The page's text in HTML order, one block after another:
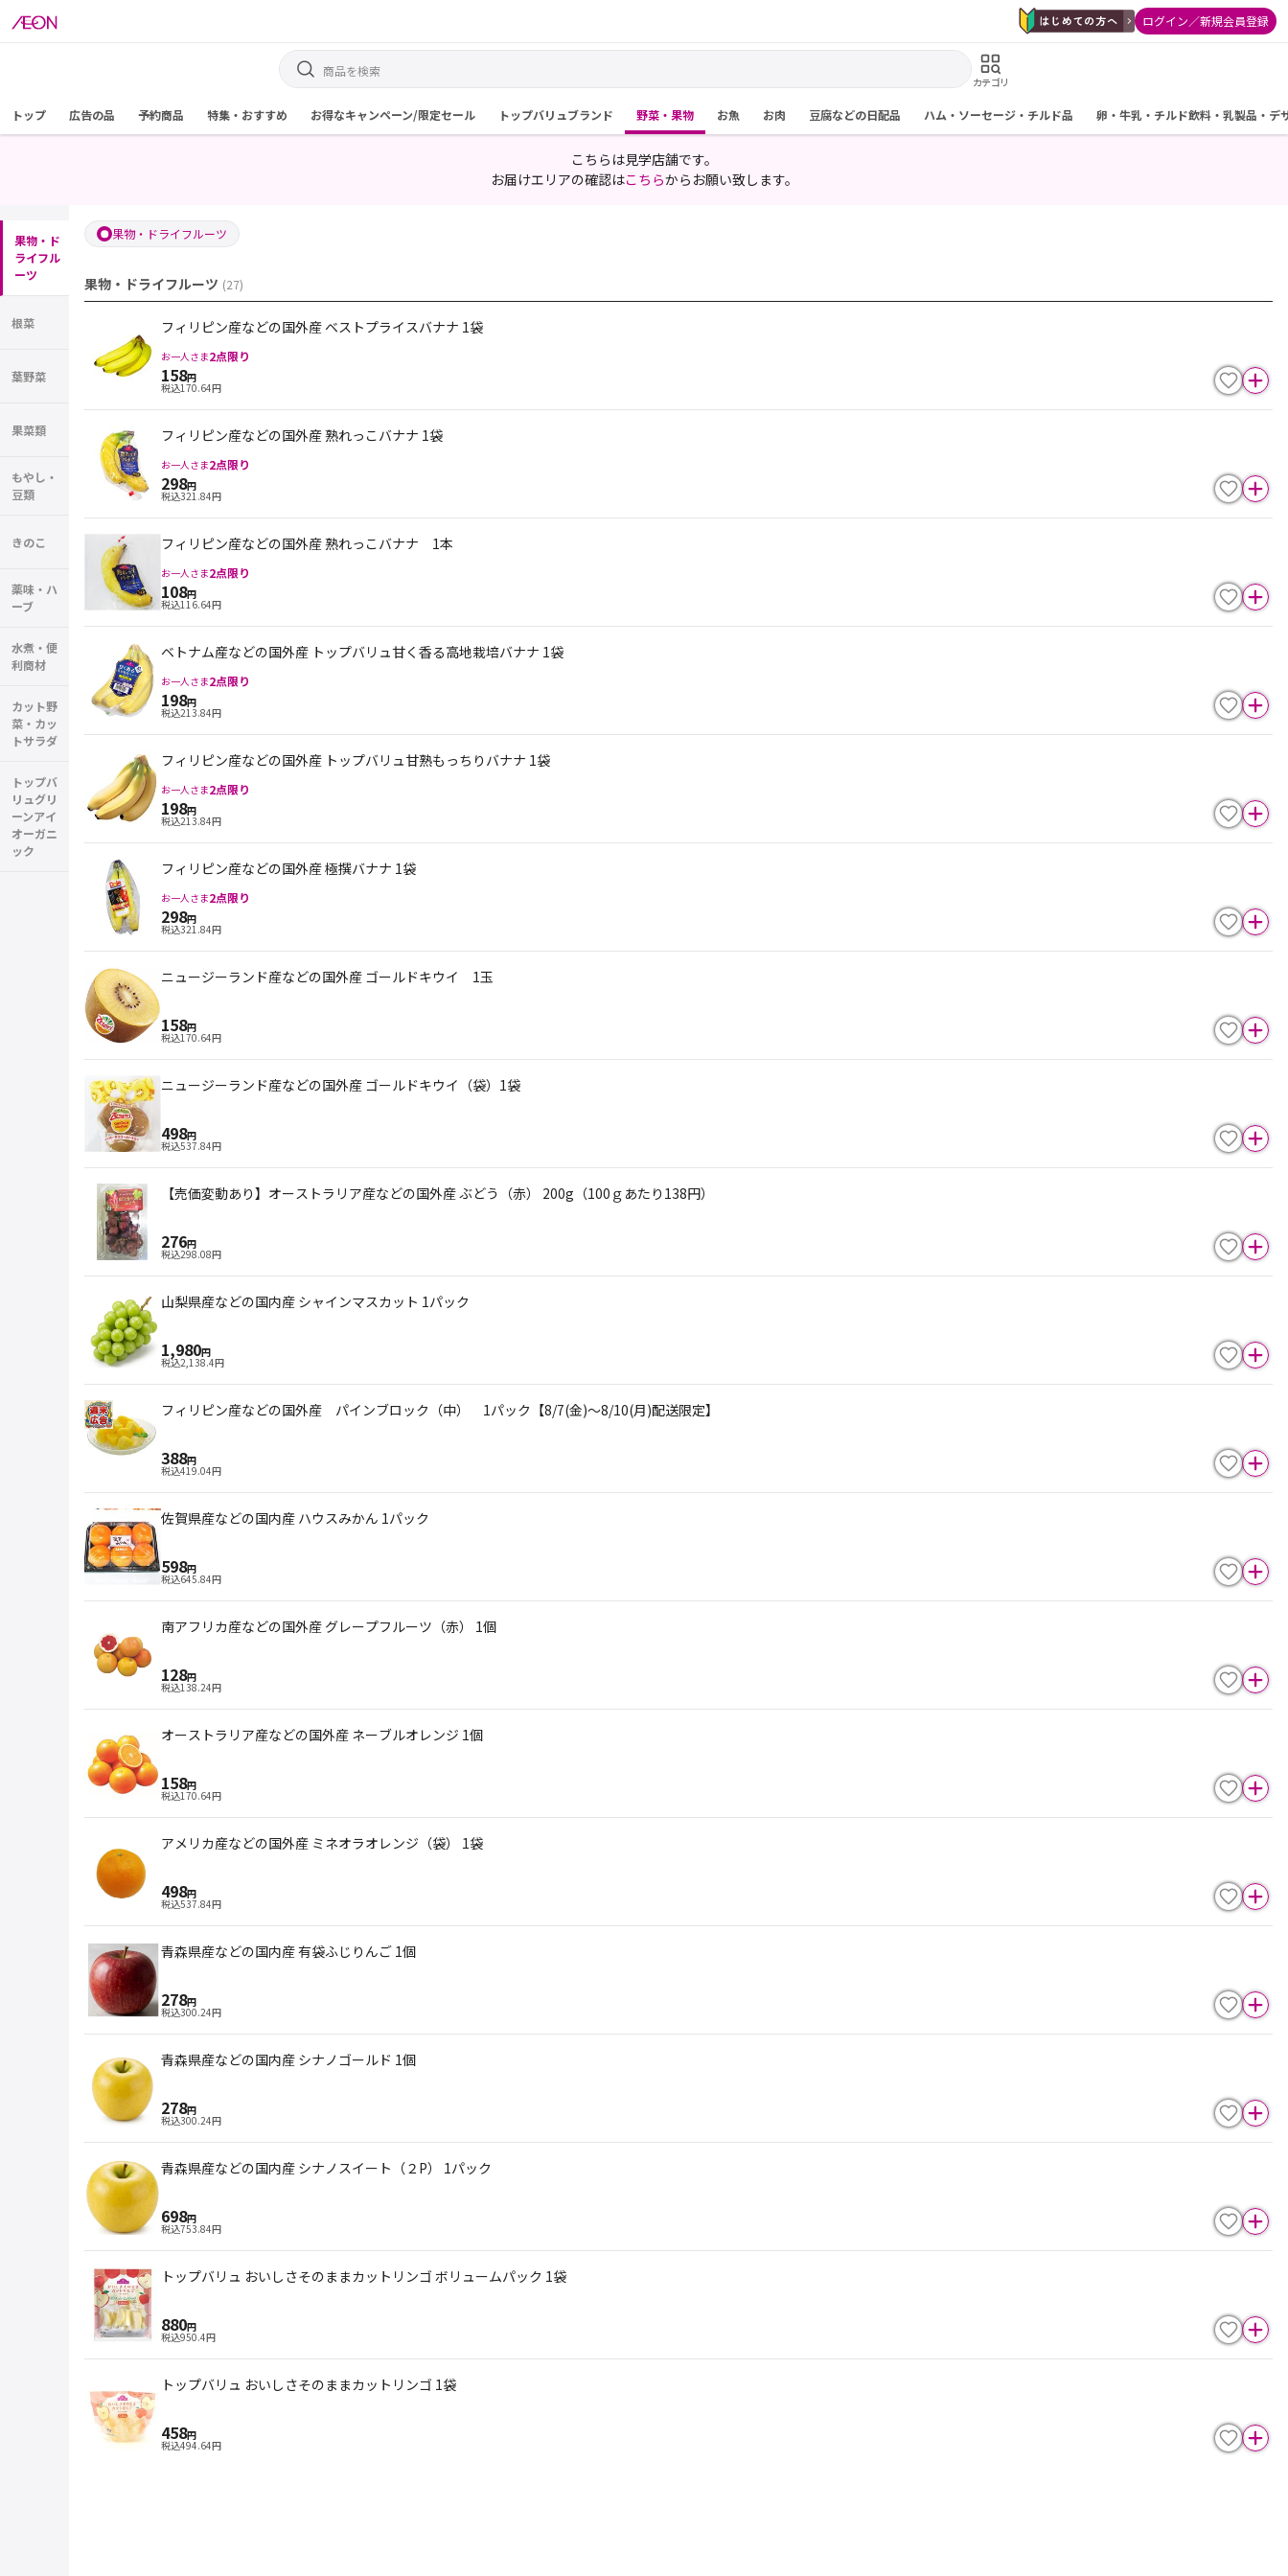
ログイン／新規会員登録
カテゴリ
トップ 広告の品 予約商品 特集・おすすめ お得なキャンペーン/限定セール トップバリュブランド 野菜・果物 お魚 お肉 豆腐などの日配品 ハム・ソーセージ・チルド品 卵・牛乳・チルド飲料・乳製品・デ
こちらは見学店舗です。
お届けエリアの確認はこちらからお願い致します。
果物・ド
ライフル
ーツ
根菜
葉野菜
果菜類
もやし・
豆類
きのこ
薬味・ハ
ーブ
水煮・便
利商材
カット野
菜・カッ
トサラダ
トップバ
リュグリ
ーンアイ
オーガニ
ック
果物・ドライフルーツ
果物・ドライフルーツ (27)
フィリピン産などの国外産 ベストプライスバナナ 1袋
お一人さま2点限り
158円
税込170.64円
フィリピン産などの国外産 熟れっこバナナ 1袋
お一人さま2点限り
298円
税込321.84円
フィリピン産などの国外産 熟れっこバナナ 1本
お一人さま2点限り
108円
税込116.64円
ベトナム産などの国外産 トップバリュ甘く香る高地栽培バナナ 1袋
お一人さま2点限り
198円
税込213.84円
フィリピン産などの国外産 トップバリュ甘熟もっちりバナナ 1袋
お一人さま2点限り
198円
税込213.84円
フィリピン産などの国外産 極撰バナナ 1袋
お一人さま2点限り
298円
税込321.84円
ニュージーランド産などの国外産 ゴールドキウイ 1玉
158円
税込170.64円
ニュージーランド産などの国外産 ゴールドキウイ（袋）1袋
498円
税込537.84円
【売価変動あり】オーストラリア産などの国外産 ぶどう（赤） 200g（100ｇあたり138円）
276円
税込298.08円
山梨県産などの国内産 シャインマスカット 1パック
1,980円
税込2,138.4円
フィリピン産などの国外産 パインブロック（中） 1パック【8/7(金)～8/10(月)配送限定】
388円
税込419.04円
佐賀県産などの国内産 ハウスみかん 1パック
598円
税込645.84円
南アフリカ産などの国外産 グレープフルーツ（赤） 1個
128円
税込138.24円
オーストラリア産などの国外産 ネーブルオレンジ 1個
158円
税込170.64円
アメリカ産などの国外産 ミネオラオレンジ（袋） 1袋
498円
税込537.84円
青森県産などの国内産 有袋ふじりんご 1個
278円
税込300.24円
青森県産などの国内産 シナノゴールド 1個
278円
税込300.24円
青森県産などの国内産 シナノスイート（２P） 1パック
698円
税込753.84円
トップバリュ おいしさそのままカットリンゴ ボリュームパック 1袋
880円
税込950.4円
トップバリュ おいしさそのままカットリンゴ 1袋
458円
税込494.64円